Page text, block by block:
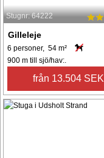
Stugnr: 64222
Gilleleje
6 personer, 54 m²
900 m till sjö/hav:.
från 13.504 SEK